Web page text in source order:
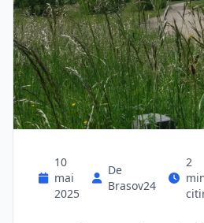
10
mai
2025
De
Brasov24
2